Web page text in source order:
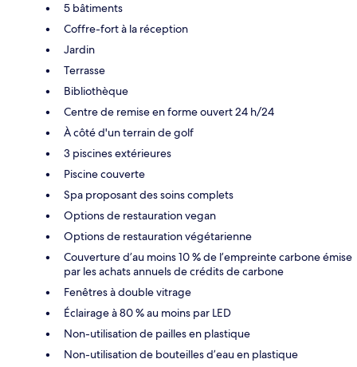
5 bâtiments
Coffre-fort à la réception
Jardin
Terrasse
Bibliothèque
Centre de remise en forme ouvert 24 h/24
À côté d'un terrain de golf
3 piscines extérieures
Piscine couverte
Spa proposant des soins complets
Options de restauration vegan
Options de restauration végétarienne
Couverture d’au moins 10 % de l’empreinte carbone émise
par les achats annuels de crédits de carbone
Fenêtres à double vitrage
Éclairage à 80 % au moins par LED
Non-utilisation de pailles en plastique
Non-utilisation de bouteilles d’eau en plastique